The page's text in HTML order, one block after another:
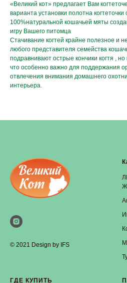
«Великий кот» предлагает Вам
варианта установки полотна когтеточки
100%натуральной кошачьей мяты
игру Вашего питомца
Стачивание когтей крайне полезное и
любого представителя семейства
подравнивают острые кончики когтя ,
что особенно важно для поддержания
отвлечения внимания домашнего
интерьера.
© 2021 Design by IFS
ГДЕ КУПИТЬ